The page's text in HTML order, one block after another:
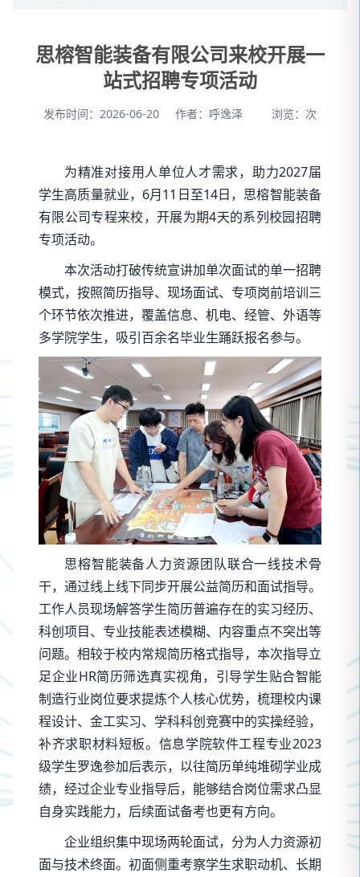
思榕智能装备有限公司来校开展一
站式招聘专项活动
发布时间：2026-06-20 作者：呼逸泽 浏览： 次
为精准对接用人单位人才需求，助力2027届
学生高质量就业，6月11日至14日，思榕智能装备
有限公司专程来校，开展为期4天的系列校园招聘
专项活动。
本次活动打破传统宣讲加单次面试的单一招聘
模式，按照简历指导、现场面试、专项岗前培训三
个环节依次推进，覆盖信息、机电、经管、外语等
多学院学生，吸引百余名毕业生踊跃报名参与。
思榕智能装备人力资源团队联合一线技术骨
干，通过线上线下同步开展公益简历和面试指导。
工作人员现场解答学生简历普遍存在的实习经历、
科创项目、专业技能表述模糊、内容重点不突出等
问题。相较于校内常规简历格式指导，本次指导立
足企业HR简历筛选真实视角，引导学生贴合智能
制造行业岗位要求提炼个人核心优势，梳理校内课
程设计、金工实习、学科科创竞赛中的实操经验，
补齐求职材料短板。信息学院软件工程专业2023
级学生罗逸参加后表示，以往简历单纯堆砌学业成
绩，经过企业专业指导后，能够结合岗位需求凸显
自身实践能力，后续面试备考也更有方向。
企业组织集中现场两轮面试，分为人力资源初
面与技术终面。初面侧重考察学生求职动机、长期